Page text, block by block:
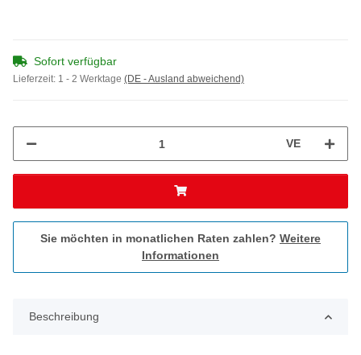
Sofort verfügbar
Lieferzeit: 1 - 2 Werktage (DE - Ausland abweichend)
VE
Sie möchten in monatlichen Raten zahlen? Weitere
Informationen
Beschreibung